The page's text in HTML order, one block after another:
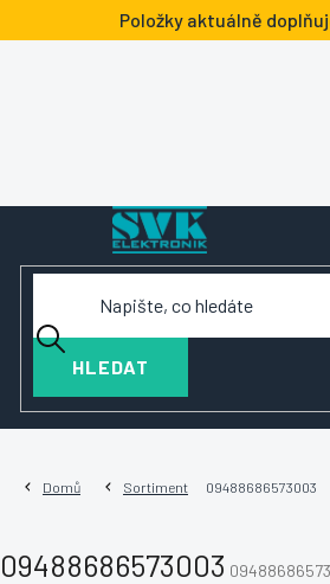
na
Položky aktuálně
HLEDAT
Domů Sortiment 09488686573003
09488686573003